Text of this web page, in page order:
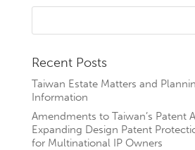
Recent Posts
Taiwan Estate Matters and
Information
Amendments to Taiwan’s Patent
Expanding Design Patent
for Multinational IP Owners